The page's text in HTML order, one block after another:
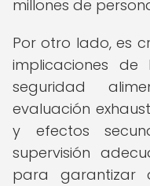
millones de
Por otro lado, es
implicaciones
seguridad
evaluación
y efectos
supervisión
para garantizar